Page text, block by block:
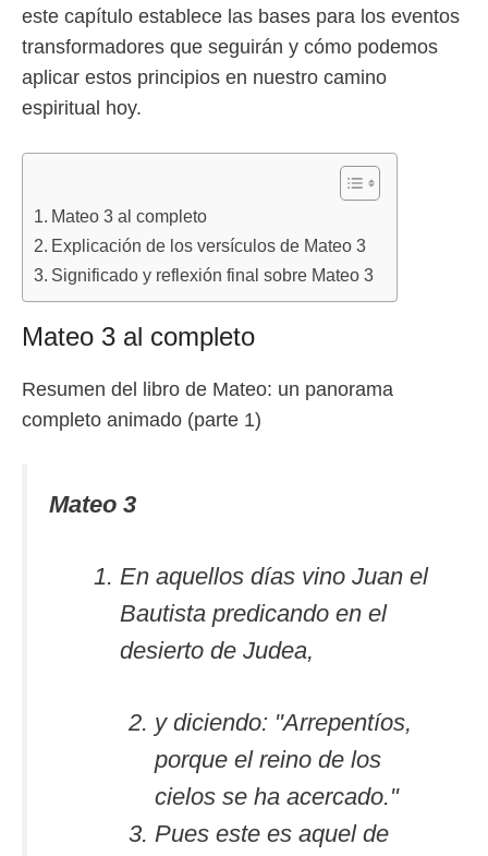
este capítulo establece las bases para los eventos
transformadores que seguirán y cómo podemos
aplicar estos principios en nuestro camino
espiritual hoy.
Mateo 3 al completo
Explicación de los versículos de Mateo 3
Significado y reflexión final sobre Mateo 3
Mateo 3 al completo
Resumen del libro de Mateo: un panorama
completo animado (parte 1)
Mateo 3
En aquellos días vino Juan el
Bautista predicando en el
desierto de Judea,
y diciendo: "Arrepentíos,
porque el reino de los
cielos se ha acercado."
Pues este es aquel de